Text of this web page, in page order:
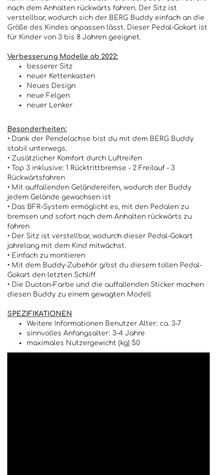
nach dem Anhalten rückwärts fahren. Der Sitz ist
verstellbar, wodurch sich der BERG Buddy einfach an die
Größe des Kindes anpassen lässt. Dieser Pedal-Gokart ist
für Kinder von 3 bis 8 Jahren geeignet.
Verbesserung Modelle ab 2022:
besserer Sitz
neuer Kettenkasten
Neues Design
neue Felgen
neuer Lenker
Besonderheiten:
• Dank der Pendelachse bist du mit dem BERG Buddy
stabil unterwegs.
• Zusätzlicher Komfort durch Luftreifen
• Top 3 inklusive: 1 Rücktrittbremse - 2 Freilauf - 3
Rückwärtsfahren
• Mit auffallenden Geländereifen, wodurch der Buddy
jedem Gelände gewachsen ist
• Das BFR-System ermöglicht es, mit den Pedalen zu
bremsen und sofort nach dem Anhalten rückwärts zu
fahren
• Der Sitz ist verstellbar, wodurch dieser Pedal-Gokart
jahrelang mit dem Kind mitwächst.
• Einfach zu montieren
• Mit dem Buddy-Zubehör gibst du diesem tollen Pedal-
Gokart den letzten Schliff
• Die Duoton-Farbe und die auffallenden Sticker machen
diesen Buddy zu einem gewagten Modell
SPEZIFIKATIONEN
Weitere Informationen Benutzer Alter: ca. 3-7
sinnvolles Anfangsalter: 3-4 Jahre
maximales Nutzergewicht (kg) 50